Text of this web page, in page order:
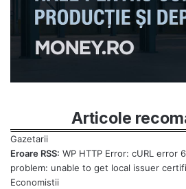
Articole
Eroare RSS: WP HTTP Error: cURL error
problem: unable to get local issuer